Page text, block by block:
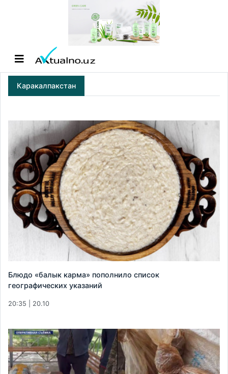
Каракалпакстан
Блюдо «балык карма» пополнило список
географических указаний
20:35 | 20.10